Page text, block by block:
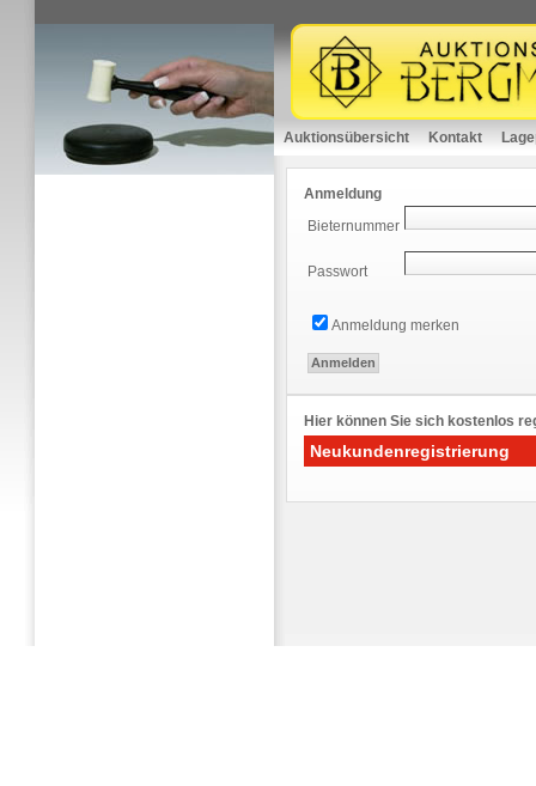
Auktionsübersicht Kontakt
Anmeldung
Bieternummer
Passwort
Anmeldung merken
Hier können Sie sich kostenlos
Neukundenregistrierung